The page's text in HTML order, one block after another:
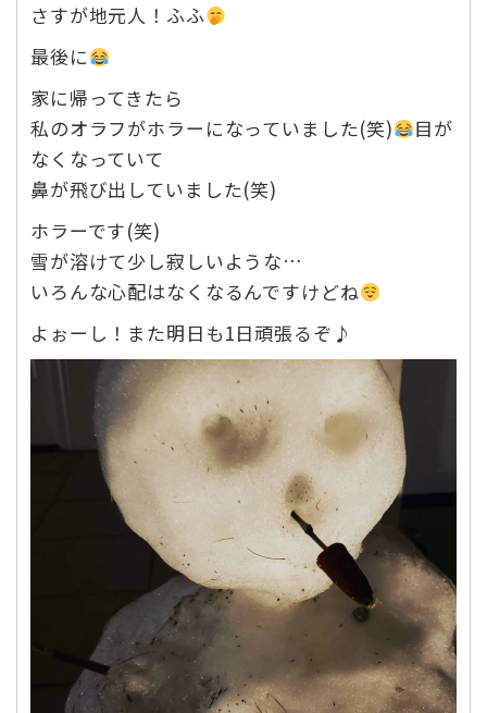
さすが地元人！ふふ
最後に
家に帰ってきたら
私のオラフがホラーになっていました(笑)
目が
なくなっていて
鼻が飛び出していました(笑)
ホラーです(笑)
雪が溶けて少し寂しいような…
いろんな心配はなくなるんですけどね
よぉーし！また明日も1日頑張るぞ♪